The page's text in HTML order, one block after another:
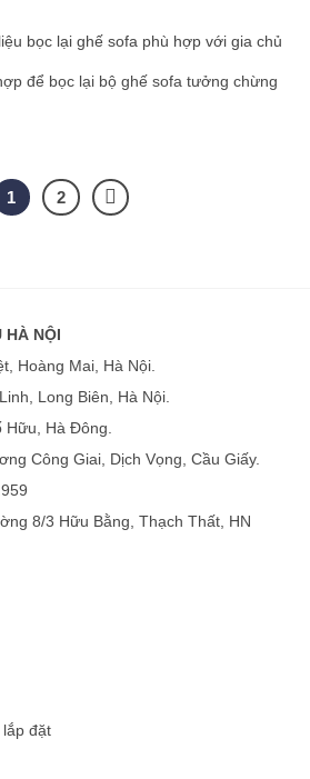
bọc lại ghế sofa phù hợp với gia chủ
để bọc lại bộ ghế sofa tưởng chừng
1 2
HÀ NỘI
Hoàng Mai, Hà Nội.
Long Biên, Hà Nội.
Hữu, Hà Đông.
Công Giai, Dịch Vọng, Cầu Giấy.
8/3 Hữu Bằng, Thạch Thất, HN
đặt